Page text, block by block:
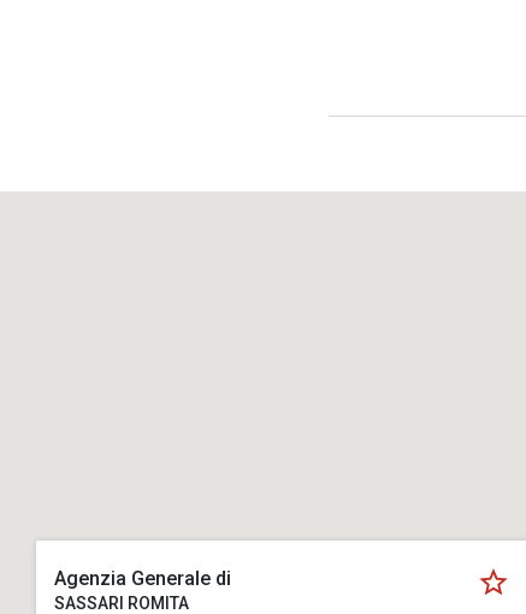
Agenzia Generale di
SASSARI ROMITA